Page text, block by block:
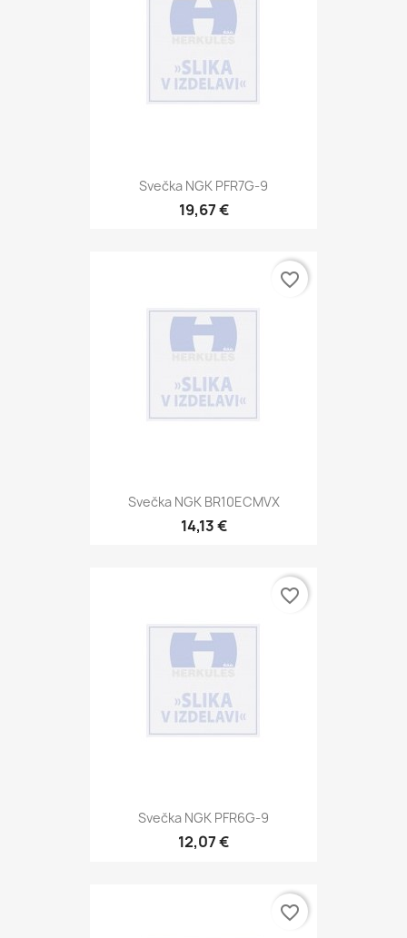
Svečka NGK PFR7G-9
19,67 €
Svečka NGK BR10ECMVX
14,13 €
favorite_border
Svečka NGK PFR6G-9
12,07 €
favorite_border
favorite_border